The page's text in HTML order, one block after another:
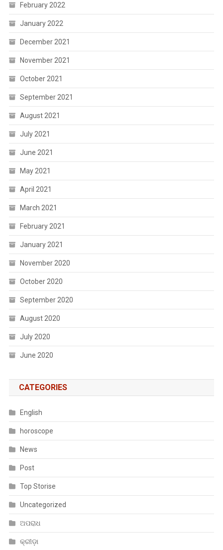
February 2022
January 2022
December 2021
November 2021
October 2021
September 2021
August 2021
July 2021
June 2021
May 2021
April 2021
March 2021
February 2021
January 2021
November 2020
October 2020
September 2020
August 2020
July 2020
June 2020
CATEGORIES
English
horoscope
News
Post
Top Storise
Uncategorized
ଅପରାଧ
କ୍ରୀଡ଼ା